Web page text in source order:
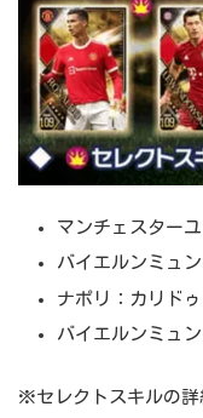
マンチェスター
バイエルンミュ
ナポリ：カリド
バイエルンミュ
※セレクトスキルの詳